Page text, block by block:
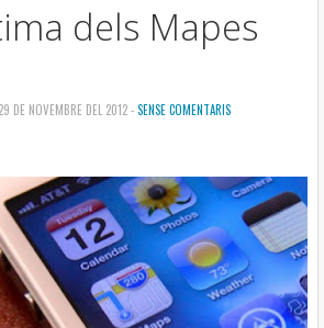
dels Mapes
DE NOVEMBRE DEL 2012 -SENSE COMENTARIS